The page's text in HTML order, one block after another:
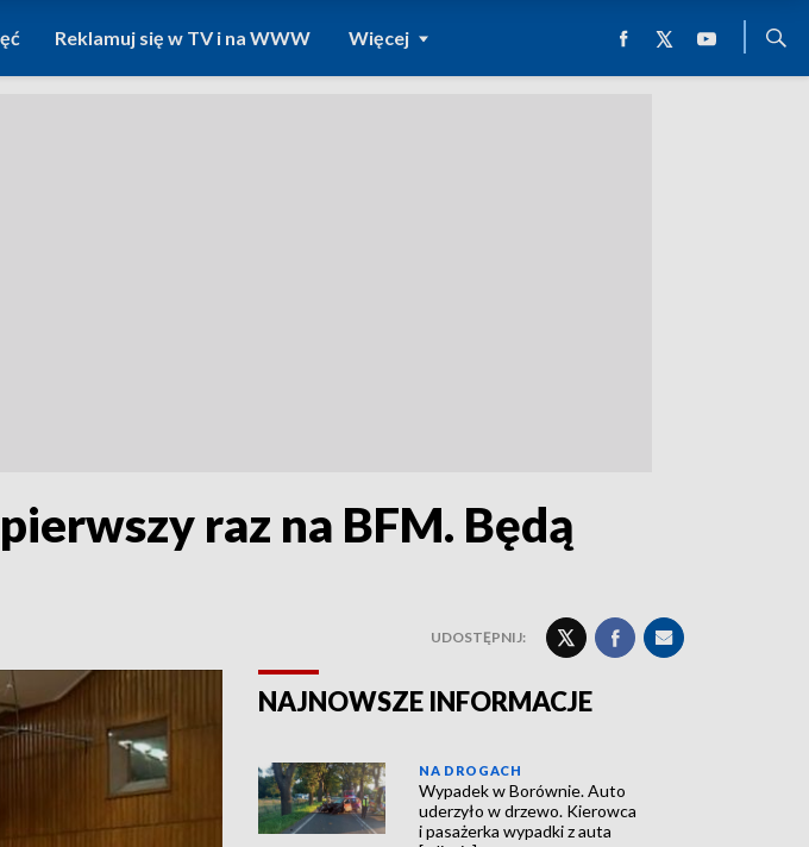
Reklamuj się w TV i na WWW Więcej
raz na BFM. Będą
UDOSTĘPNIJ:
NAJNOWSZE INFORMACJE
NA DROGACH
Wypadek w Borównie. Auto
uderzyło w drzewo. Kierowca
i pasażerka wypadki z auta